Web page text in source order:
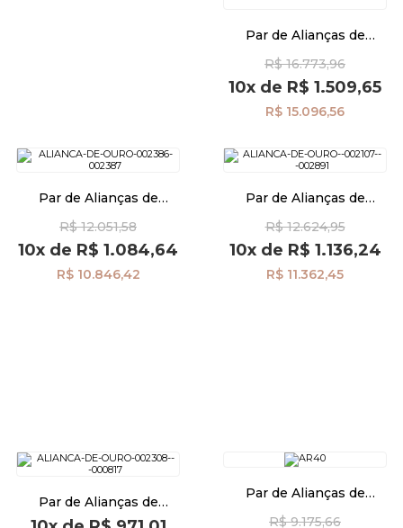
Par de Alianças de
Anatômica 4,0mm Friso
Diamante al40010d2
R$ 16.773,96
10x de R$ 1.509,65
R$ 15.096,56
Par de Alianças de
Anatômica 4,0mm Friso
Diamante al40007d1
R$ 12.051,58
10x de R$ 1.084,64
R$ 10.846,42
Par de Alianças de
Anatômica Quadrada 2
Diamantes al40004d2
R$ 12.624,95
10xde R$ 1.136,24
R$ 11.362,45
Par de Alianças de
Casamento Ouro 18K
Par de Alianças de
4,0mm al40049
R$ 9.175,66